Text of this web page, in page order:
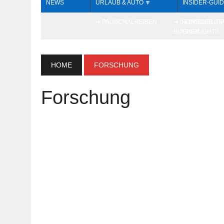
NEWS URLAUB & AUTO 🔽 INSIDER-
HOME FORSCHUNG
Forschung